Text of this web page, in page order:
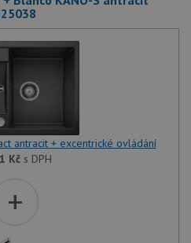
antracit + excentrické ovládání
Kč s DPH
+